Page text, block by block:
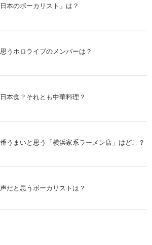
本のボーカリスト」は？
うホロライブのメンバーは？
本食？それとも中華料理？
うまいと思う「横浜家系ラーメン店」はどこ？
だと思うボーカリストは？